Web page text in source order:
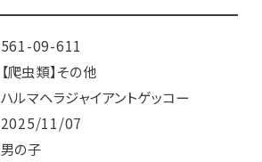
561-09-611
【爬虫類】その他
ハルマヘラジャイアントゲッコー
2025/11/07
男の子